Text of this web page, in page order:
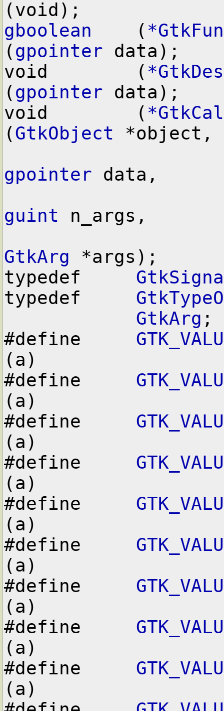
gboolean
    (
(gpointer data);
void        (
(gpointer data);
void        (
(GtkObject *object,
gpointer data,
guint n_args,
GtkArg *args);
typedef
typedef
GtkArg ;
#define
(a)
#define
(a)
#define
(a)
#define
(a)
#define
(a)
#define
(a)
#define
(a)
#define
(a)
#define
(a)